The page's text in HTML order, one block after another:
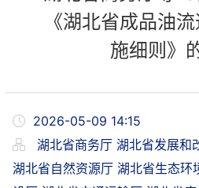
《湖北省成品油
施细则》
2026-05-09 14:15
湖北省商务厅 湖北省发展和
湖北省自然资源厅 湖北省生态环